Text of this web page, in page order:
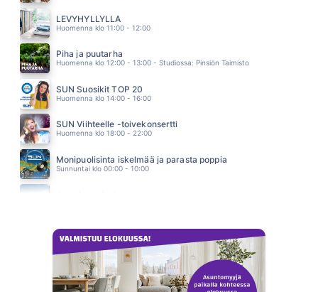
JANNA
12.18
LEVYHYLLYLLÄ
Huomenna klo 11:00 - 12:00
Piha ja puutarha
Huomenna klo 12:00 - 13:00 - Studiossa: Pinsiön Taimisto
SUN Suosikit TOP 20
Huomenna klo 14:00 - 16:00
SUN Viihteelle -toivekonsertti
Huomenna klo 18:00 - 22:00
Monipuolisinta iskelmää ja parasta poppia
Sunnuntai klo 00:00 - 10:00